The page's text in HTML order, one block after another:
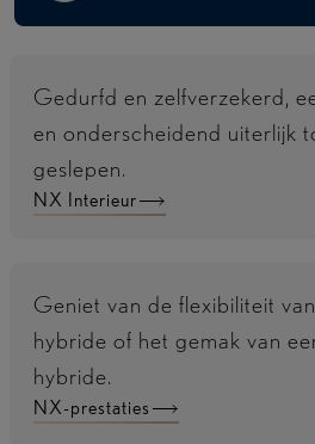
Gedurfd en zelfverzekerd,
en onderscheidend uiterlijk
geslepen.
NX Interieur
Geniet van de flexibiliteit
hybride of het gemak van
hybride.
NX-prestaties